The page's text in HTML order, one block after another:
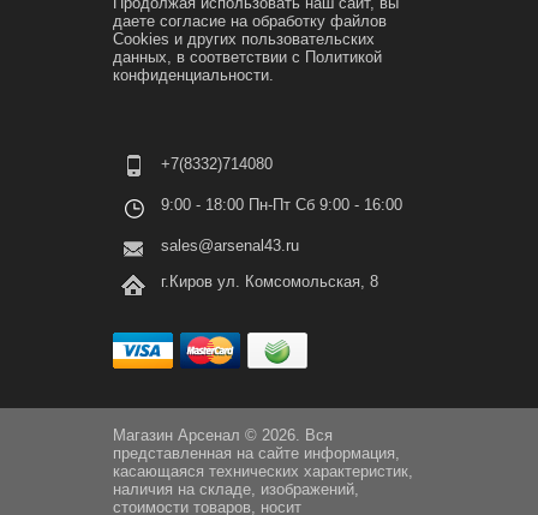
даете согласие на обработку файлов
Cookies и других пользовательских
данных, в соответствии с Политикой
конфиденциальности.
+7(8332)714080
9:00 - 18:00 Пн-Пт Сб 9:00 - 16:00
sales@arsenal43.ru
г.Киров ул. Комсомольская, 8
Магазин Арсенал © 2026. Вся
представленная на сайте информация,
касающаяся технических характеристик,
наличия на складе, изображений,
стоимости товаров, носит